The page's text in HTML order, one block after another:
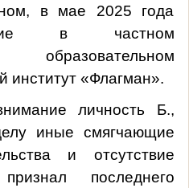
в мае 2025 года
в частном
образовательном
институт «Флагман».
личность Б.,
иные смягчающие
и отсутствие
последнего